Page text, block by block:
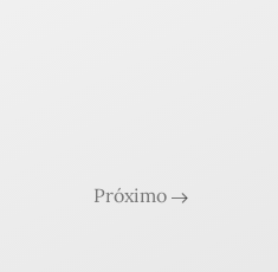
Próximo